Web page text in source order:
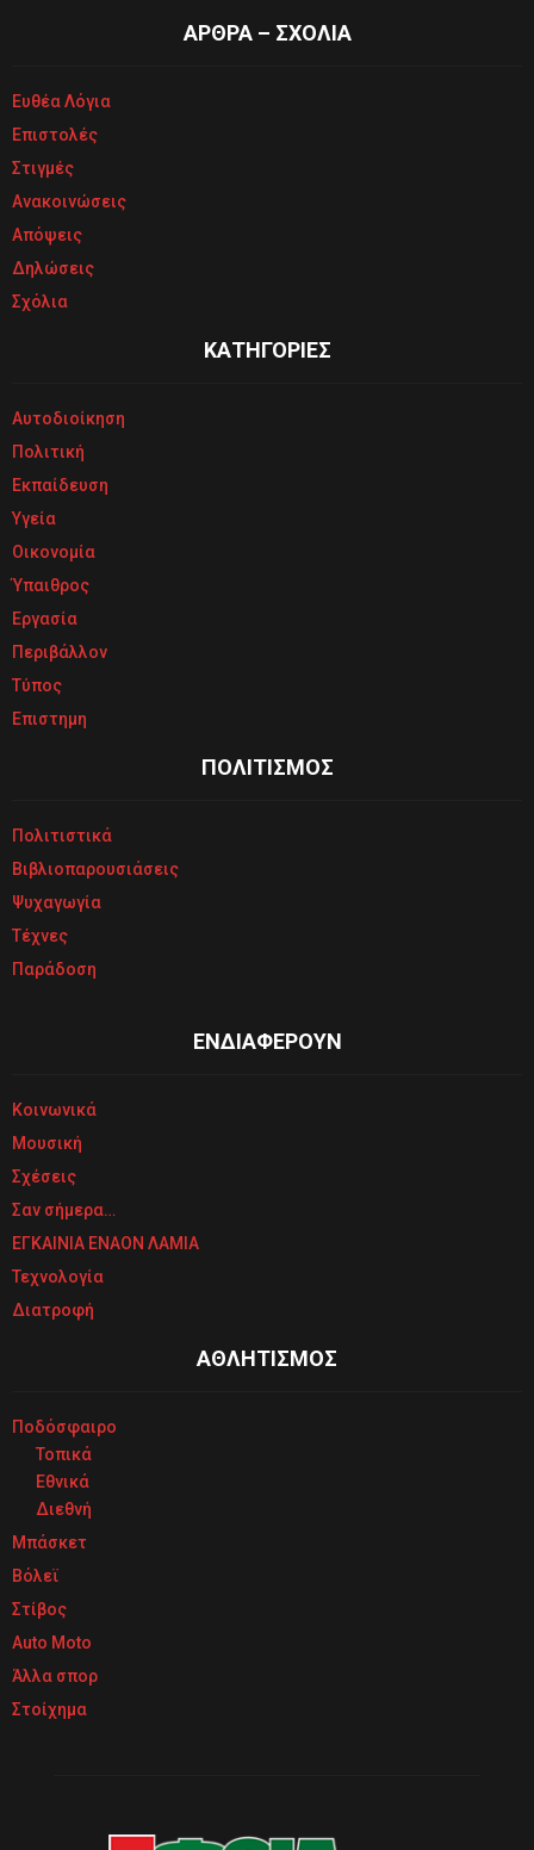
ΑΡΘΡΑ – ΣΧΟΛΙΑ
Ευθέα Λόγια
Επιστολές
Στιγμές
Ανακοινώσεις
Απόψεις
Δηλώσεις
Σχόλια
ΚΑΤΗΓΟΡΙΕΣ
Αυτοδιοίκηση
Πολιτική
Εκπαίδευση
Υγεία
Οικονομία
Ύπαιθρος
Εργασία
Περιβάλλον
Τύπος
Επιστημη
ΠΟΛΙΤΙΣΜΟΣ
Πολιτιστικά
Βιβλιοπαρουσιάσεις
Ψυχαγωγία
Τέχνες
Παράδοση
ΕΝΔΙΑΦΕΡΟΥΝ
Κοινωνικά
Μουσική
Σχέσεις
Σαν σήμερα…
ΕΓΚΑΙΝΙΑ ΕΝΑΟΝ ΛΑΜΙΑ
Τεχνολογία
Διατροφή
ΑΘΛΗΤΙΣΜΟΣ
Ποδόσφαιρο
Τοπικά
Εθνικά
Διεθνή
Μπάσκετ
Βόλεϊ
Στίβος
Auto Moto
Άλλα σπορ
Στοίχημα